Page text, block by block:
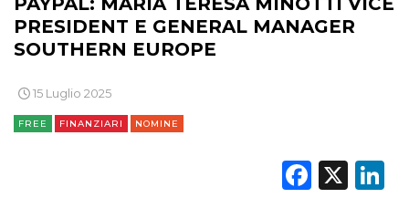
EDITORIA
ESTERNA
RADIO / AUDIO
PRESIDENT E GENERAL MANAGER
SOUTHERN EUROPE
15 Luglio 2025
FREE FINANZIARI NOMINE
X